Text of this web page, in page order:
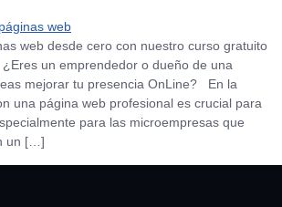
web desde cero con nuestro curso gratuito
un emprendedor o dueño de una
mejorar tu presencia OnLine? En la
una página web profesional es crucial para
para las microempresas que
un […]